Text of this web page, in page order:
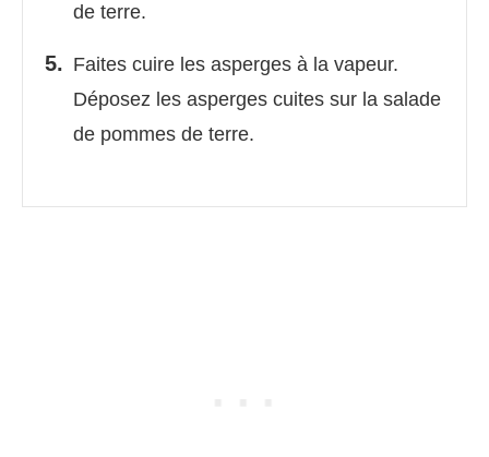
de terre.
Faites cuire les asperges à la vapeur.
Déposez les asperges cuites sur la salade
de pommes de terre.